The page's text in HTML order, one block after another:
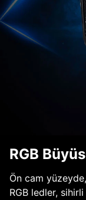
RGB
Ön cam yüzeyde,
RGB ledler,